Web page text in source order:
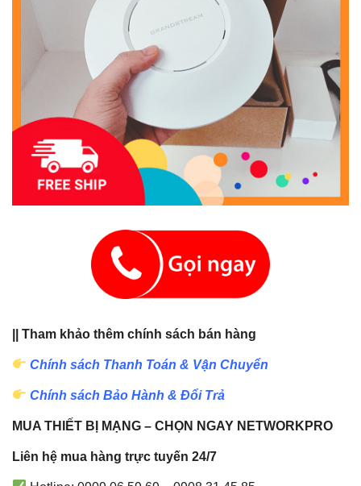
|| Tham khảo thêm chính sách bán hàng
Chính sách Thanh Toán & Vận Chuyển
Chính sách Bảo Hành & Đổi Trả
MUA THIẾT BỊ MẠNG – CHỌN NGAY NETWORKPRO
Liên hệ mua hàng trực tuyến 24/7